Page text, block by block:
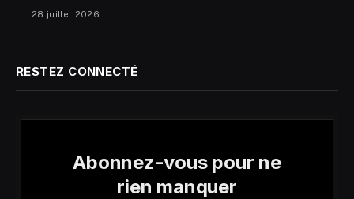
28 juillet 2026
RESTEZ CONNECTÉ
Abonnez-vous pour ne
rien manquer